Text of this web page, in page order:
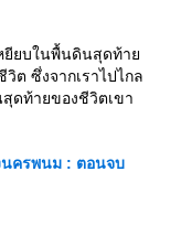
หยียบในพื้นดินสุดท้า
ต ซึ่งจากเราไปไกล
ดท้ายของชีวิตเขา
นครพนม : ตอนจบ